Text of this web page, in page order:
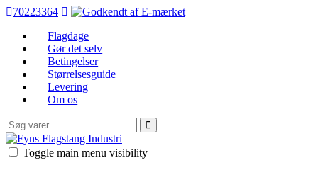
70223364
Flagdage
Gør det selv
Betingelser
Størrelsesguide
Levering
Om os
Søg
efter:
FFI
Toggle main menu visibility